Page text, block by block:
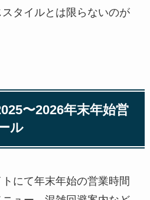
タイルとは限らないのが
〜2026年末年始営
ル
にて年末年始の営業時間